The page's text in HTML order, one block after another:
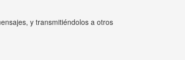
y transmitiéndolos a otros